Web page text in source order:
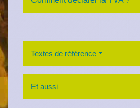
Textes de référence
Et aussi